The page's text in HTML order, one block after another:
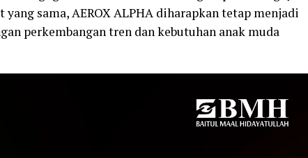
sama, AEROX ALPHA diharapkan tetap menjadi
perkembangan tren dan kebutuhan anak muda